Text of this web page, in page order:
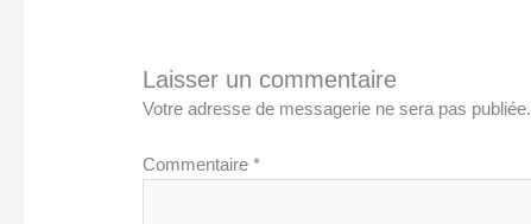
Laisser un commentaire
Votre adresse de messagerie ne sera pas publiée.
Commentaire*